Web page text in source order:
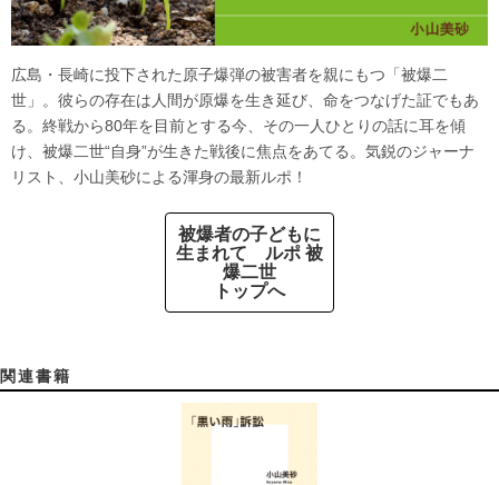
広島・長崎に投下された原子爆弾の被害者を親にもつ「被爆二
世」。彼らの存在は人間が原爆を生き延び、命をつなげた証でもあ
る。終戦から80年を目前とする今、その一人ひとりの話に耳を傾
け、被爆二世“自身”が生きた戦後に焦点をあてる。気鋭のジャーナ
リスト、小山美砂による渾身の最新ルポ！
被爆者の子どもに
生まれて ルポ 被
爆二世
トップへ
関連書籍